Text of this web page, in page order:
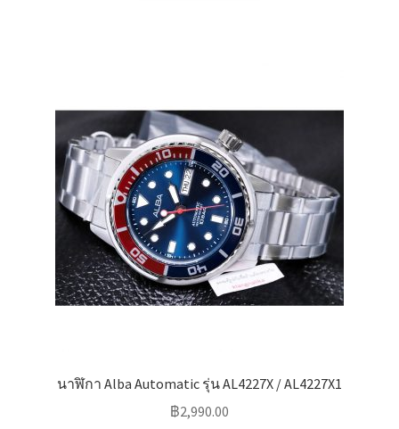
นาฬิกา Alba Automatic รุ่น AL4227X / AL4227X1
฿2,990.00